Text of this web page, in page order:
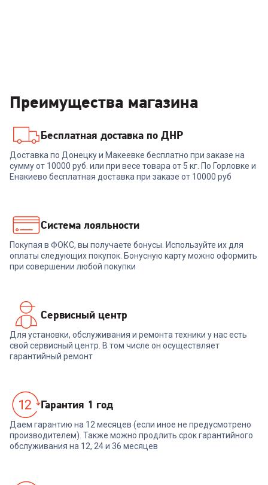
Преимущества магазина
Бесплатная доставка по ДНР
Доставка по Донецку и Макеевке бесплатно при заказе на
сумму от 10000 руб. или при весе товара от 5 кг. По Горловке и
Енакиево бесплатная доставка при заказе от 10000 руб
Система лояльности
Покупая в ФОКС, вы получаете бонусы. Используйте их для
оплаты следующих покупок. Бонусную карту можно оформить
при совершении любой покупки
Сервисный центр
Для установки, обслуживания и ремонта техники у нас есть
свой сервисный центр. В том числе он осуществляет
гарантийный ремонт
Гарантия 1 год
Даем гарантию на 12 месяцев (если иное не предусмотрено
производителем). Также можно продлить срок гарантийного
обслуживания на 12, 24 и 36 месяцев